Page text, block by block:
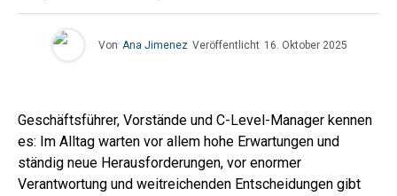
Von Ana Jimenez Veröffentlicht 16. Oktober 2025
Geschäftsführer, Vorstände und C-Level-Manager kennen
es: Im Alltag warten vor allem hohe Erwartungen und
ständig neue Herausforderungen, vor enormer
Verantwortung und weitreichenden Entscheidungen gibt